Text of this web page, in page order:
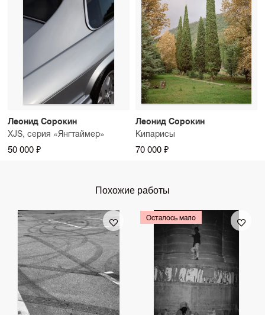
Леонид Сорокин
XJS, серия «Янгтаймер»
50 000 ₽
Леонид Сорокин
Кипарисы
70 000 ₽
Похожие работы
Осталось мало